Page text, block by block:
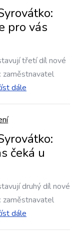
pro vás
třetí díl nové
zaměstnavatel
dále
čeká u
druhý díl nové
zaměstnavatel
dále